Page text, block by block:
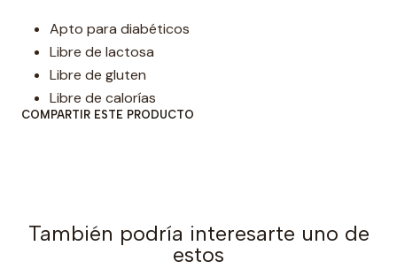
Apto para diabéticos
Libre de lactosa
Libre de gluten
Libre de calorías
COMPARTIR ESTE PRODUCTO
También podría interesarte uno de
estos